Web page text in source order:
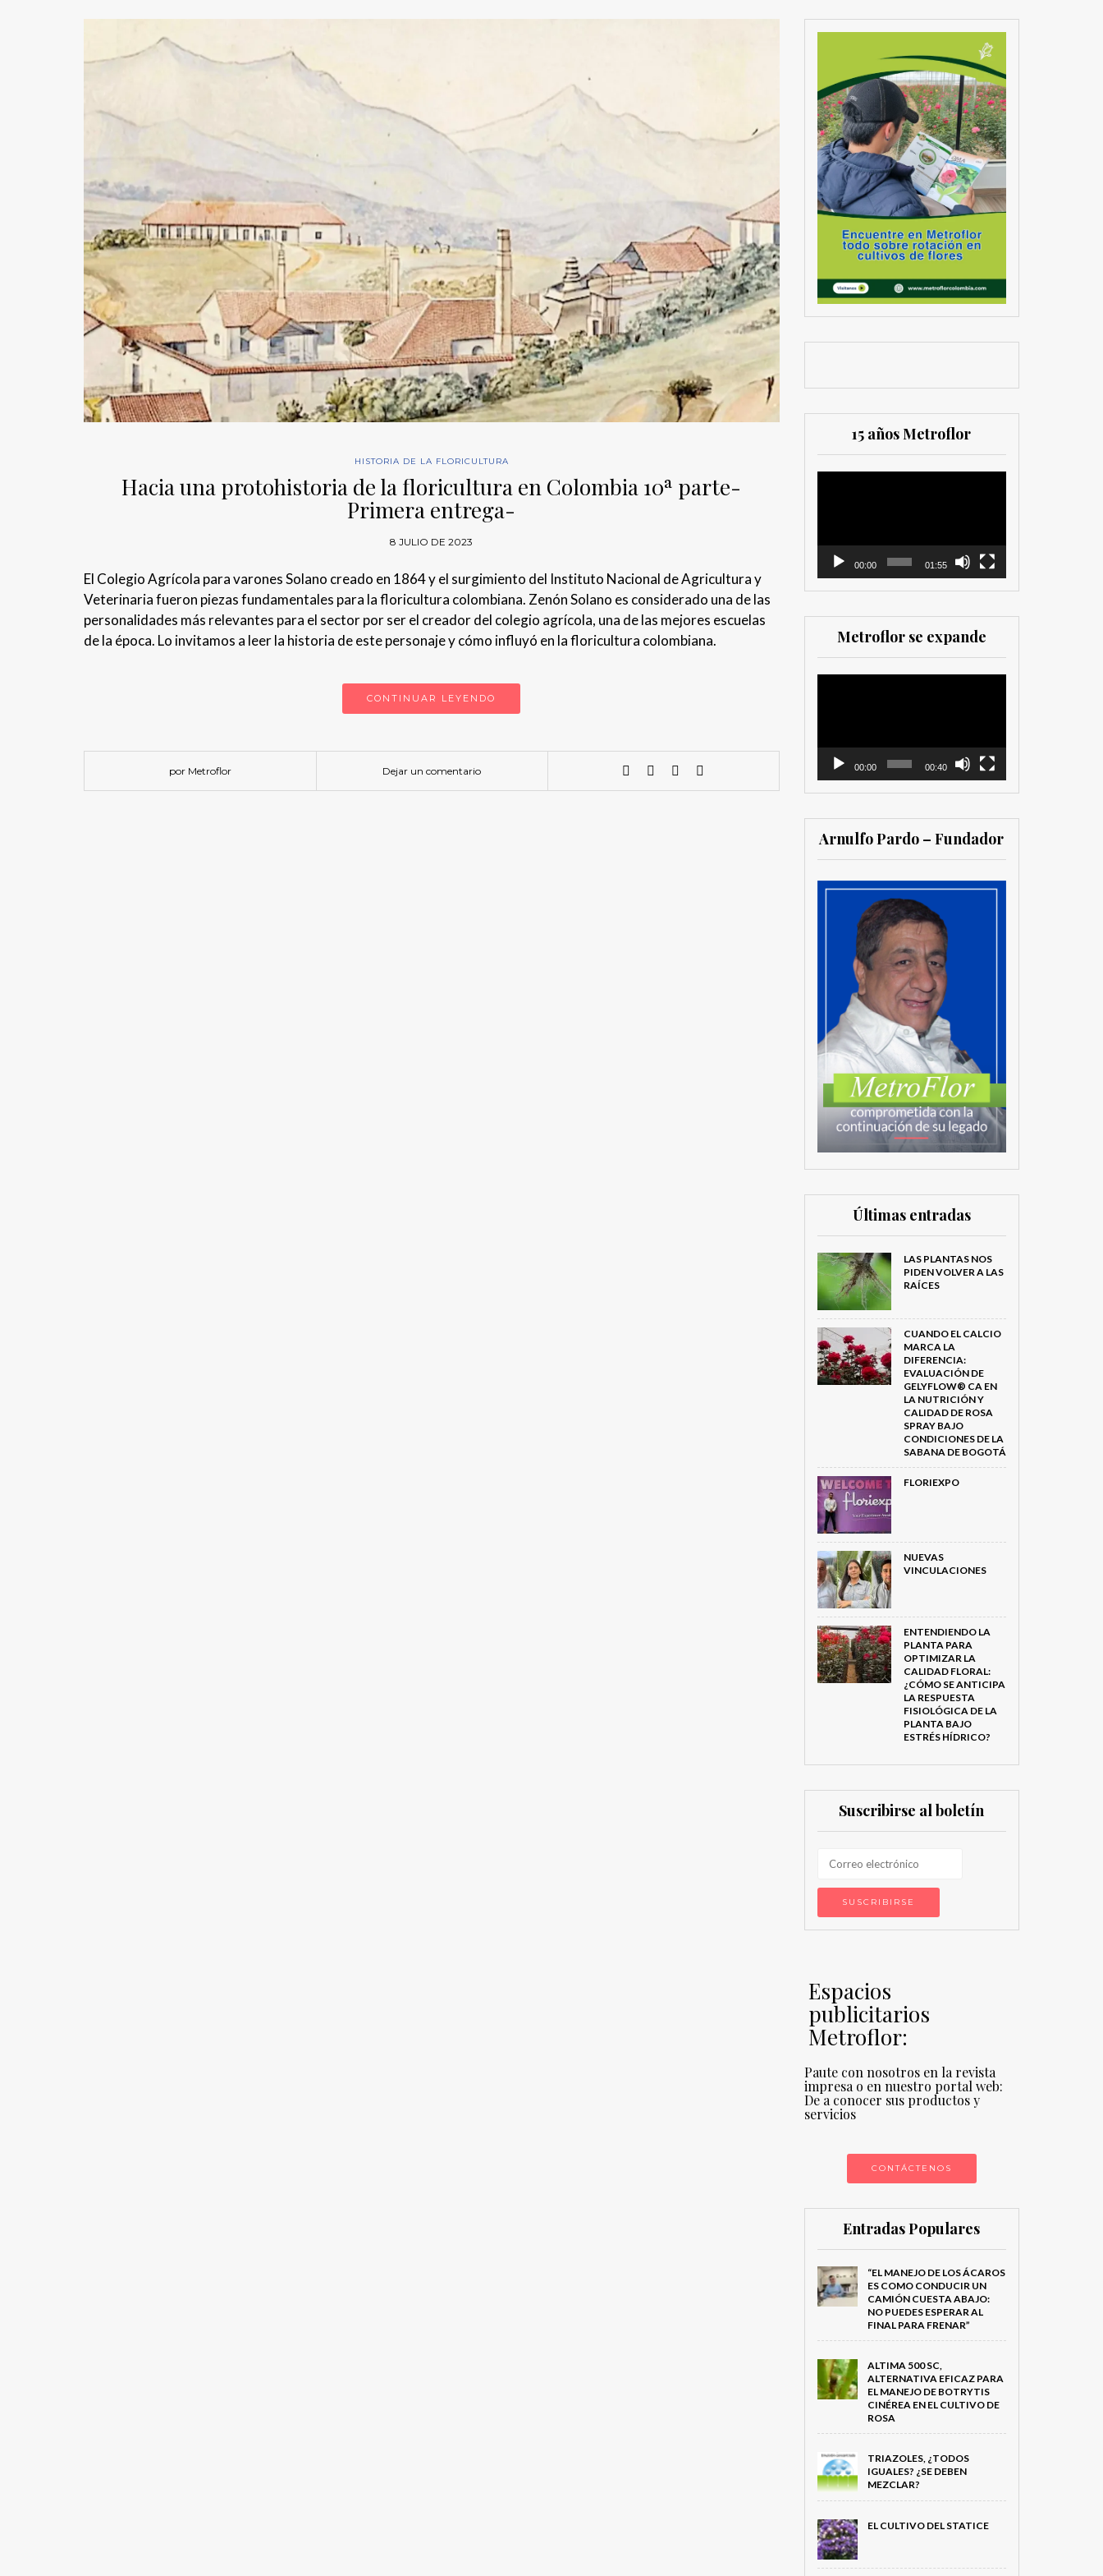
HISTORIA DE LA FLORICULTURA
Hacia una protohistoria de la floricultura en Colombia 10ª parte-
Primera entrega-
8 JULIO DE 2023
El Colegio Agrícola para varones Solano creado en 1864 y el surgimiento del Instituto Nacional de Agricultura y
Veterinaria fueron piezas fundamentales para la floricultura colombiana. Zenón Solano es considerado una de las
personalidades más relevantes para el sector por ser el creador del colegio agrícola, una de las mejores escuelas
de la época. Lo invitamos a leer la historia de este personaje y cómo influyó en la floricultura colombiana.
CONTINUAR LEYENDO
por Metroflor Dejar un comentario
15 años Metroflor
00:00 01:55
Metroflor se expande
00:00 00:40
Arnulfo Pardo – Fundador
Últimas entradas
LAS PLANTAS NOS
PIDEN VOLVER A LAS
RAÍCES
CUANDO EL CALCIO
MARCA LA
DIFERENCIA:
EVALUACIÓN DE
GELYFLOW® CA EN
LA NUTRICIÓN Y
CALIDAD DE ROSA
SPRAY BAJO
CONDICIONES DE LA
SABANA DE BOGOTÁ
FLORIEXPO
NUEVAS
VINCULACIONES
ENTENDIENDO LA
PLANTA PARA
OPTIMIZAR LA
CALIDAD FLORAL:
¿CÓMO SE ANTICIPA
LA RESPUESTA
FISIOLÓGICA DE LA
PLANTA BAJO
ESTRÉS HÍDRICO?
Suscribirse al boletín
Espacios
publicitarios
Metroflor:
Paute con nosotros en la revista
impresa o en nuestro portal web:
De a conocer sus productos y
servicios
CONTÁCTENOS
Entradas Populares
“EL MANEJO DE LOS ÁCAROS
ES COMO CONDUCIR UN
CAMIÓN CUESTA ABAJO:
NO PUEDES ESPERAR AL
FINAL PARA FRENAR”
ALTIMA 500 SC,
ALTERNATIVA EFICAZ PARA
EL MANEJO DE BOTRYTIS
CINÉREA EN EL CULTIVO DE
ROSA
TRIAZOLES, ¿TODOS
IGUALES? ¿SE DEBEN
MEZCLAR?
EL CULTIVO DEL STATICE